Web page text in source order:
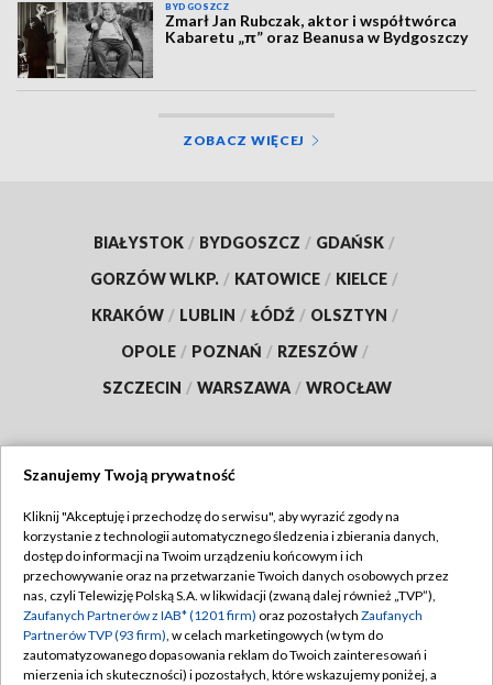
BYDGOSZCZ
Zmarł Jan Rubczak, aktor i współtwórca
Kabaretu „π” oraz Beanusa w Bydgoszczy
ZOBACZ WIĘCEJ
BIAŁYSTOK / BYDGOSZCZ / GDAŃSK /
GORZÓW WLKP. / KATOWICE / KIELCE /
KRAKÓW / LUBLIN / ŁÓDŹ / OLSZTYN /
OPOLE / POZNAŃ / RZESZÓW /
SZCZECIN / WARSZAWA / WROCŁAW
TVP
Abonament TVP
Emisja w TVP
Centrum informacji TVP
Regulamin TVP
Polityka prywatności
Moje zgody
Szanujemy Twoją prywatność
Kliknij "Akceptuję i przechodzę do serwisu", aby wyrazić zgody na
korzystanie z technologii automatycznego śledzenia i zbierania danych,
dostęp do informacji na Twoim urządzeniu końcowym i ich
przechowywanie oraz na przetwarzanie Twoich danych osobowych przez
nas, czyli Telewizję Polską S.A. w likwidacji (zwaną dalej również „TVP”),
Zaufanych Partnerów z IAB* (1201 firm) oraz pozostałych Zaufanych
Partnerów TVP (93 firm), w celach marketingowych (w tym do
zautomatyzowanego dopasowania reklam do Twoich zainteresowań i
mierzenia ich skuteczności) i pozostałych, które wskazujemy poniżej, a